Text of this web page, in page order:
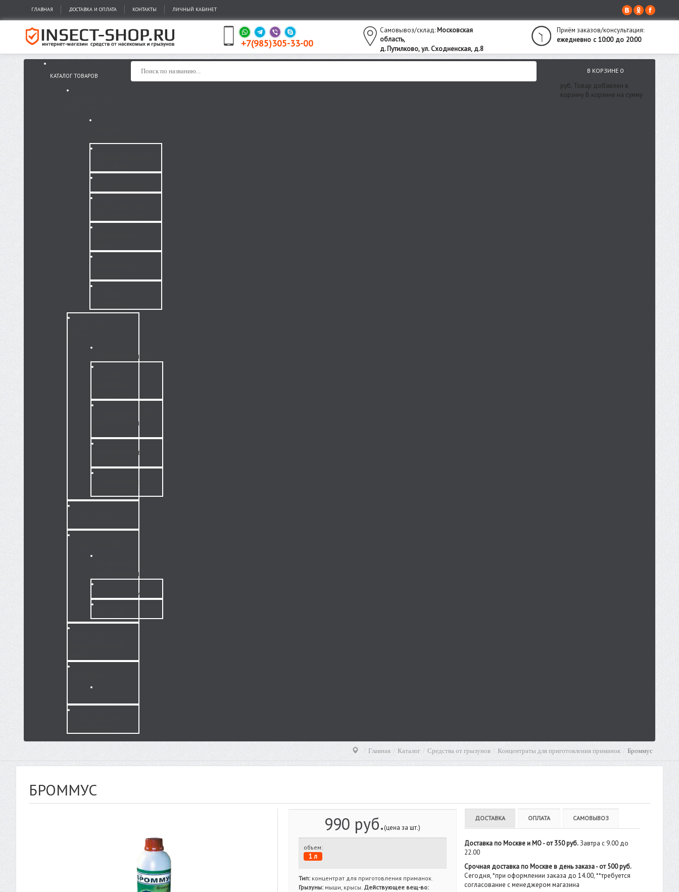
ГЛАВНАЯ ДОСТАВКА И ОПЛАТА КОНТАКТЫ ЛИЧНЫЙ КАБИНЕТ
Самовывоз/склад: Московская
область,
д. Путилково,ул. Сходненская, д.8
+7(985)305-33-00
Приём заказов/консультация:
ежедневно с 10:00 до 20:00
В КОРЗИНЕ0
руб. Товар добавлен в
корзину В корзине на сумму
КАТАЛОГ ТОВАРОВ
ГОТОВЫЕ ПРИМАНКИ
ПРИГОТОВЛЕНИЯ
ПРИМАНОЧНЫЕ
ЭЛЕКТРОННЫЕ
ОПРЫСКИВАТЕЛИ
ГЕНЕРАТОРЫ ТУМАНА
Главная Каталог Средства от грызунов Концентраты для приготовления приманок Броммус
БРОММУС
990 руб.(цена за шт.)
объем:
1 л
Тип: концентрат для приготовления приманок.
Грызуны: мыши, крысы. Действующее вещ-во:
ДОСТАВКА ОПЛАТА САМОВЫВОЗ
Доставка по Москве и МО - от 350 руб.Завтра с 9.00 до
22.00
Срочная доставка по Москве в день заказа - от 500 руб.
Сегодня, *при оформлении заказа до 14.00, **требуется
согласование с менеджером магазина